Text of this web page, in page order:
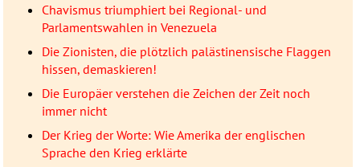
Chavismus triumphiert bei Regional- und
Parlamentswahlen in Venezuela
Die Zionisten, die plötzlich palästinensische Flaggen
hissen, demaskieren!
Die Europäer verstehen die Zeichen der Zeit noch
immer nicht
Der Krieg der Worte: Wie Amerika der englischen
Sprache den Krieg erklärte